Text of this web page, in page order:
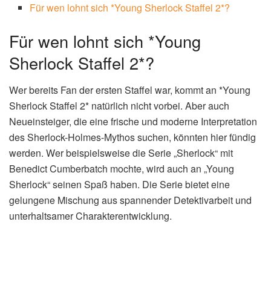
Für wen lohnt sich *Young Sherlock Staffel 2*?
Für wen lohnt sich *Young
Sherlock Staffel 2*?
Wer bereits Fan der ersten Staffel war, kommt an *Young
Sherlock Staffel 2* natürlich nicht vorbei. Aber auch
Neueinsteiger, die eine frische und moderne Interpretation
des Sherlock-Holmes-Mythos suchen, könnten hier fündig
werden. Wer beispielsweise die Serie „Sherlock“ mit
Benedict Cumberbatch mochte, wird auch an „Young
Sherlock“ seinen Spaß haben. Die Serie bietet eine
gelungene Mischung aus spannender Detektivarbeit und
unterhaltsamer Charakterentwicklung.